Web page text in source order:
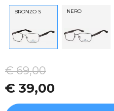
BRONZO S NERO
€ 69,00
€ 39,00